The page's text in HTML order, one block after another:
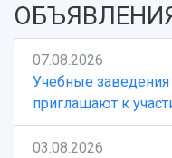
07.08.2026
Учебные
приглашают к
03.08.2026